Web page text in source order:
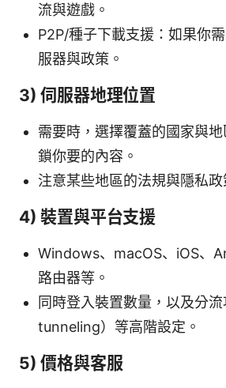
流與遊戲。
P2P/種子下載支援：如果你
服器與政策。
3) 伺服器地理位置
需要時，選擇覆蓋的國家與
鎖你要的內容。
注意某些地區的法規與隱私政
4) 裝置與平台支援
Windows、macOS、iOS、
路由器等。
同時登入裝置數量，以及分
tunneling）等高階設定。
5) 價格與客服